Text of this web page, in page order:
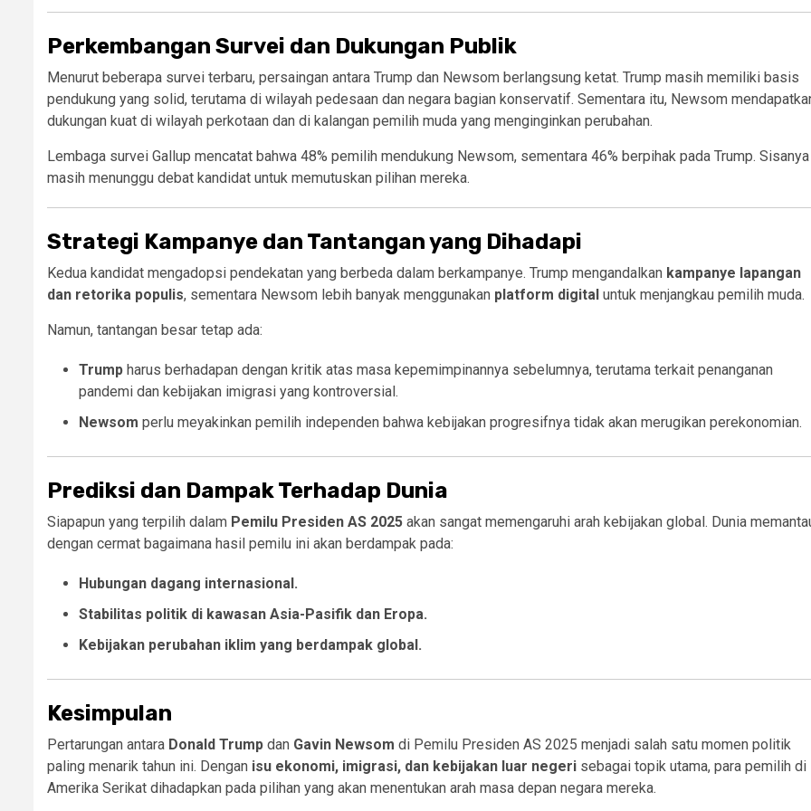
Perkembangan Survei dan Dukungan Publik
Menurut beberapa survei terbaru, persaingan antara Trump dan Newsom berlangsung ketat. Trump masih memiliki basis
pendukung yang solid, terutama di wilayah pedesaan dan negara bagian konservatif. Sementara itu, Newsom
dukungan kuat di wilayah perkotaan dan di kalangan pemilih muda yang menginginkan perubahan.
Lembaga survei Gallup mencatat bahwa 48% pemilih mendukung Newsom, sementara 46% berpihak pada Trump. Sisanya
masih menunggu debat kandidat untuk memutuskan pilihan mereka.
Strategi Kampanye dan Tantangan yang Dihadapi
Kedua kandidat mengadopsi pendekatan yang berbeda dalam berkampanye. Trump mengandalkan kampanye lapangan
dan retorika populis, sementara Newsom lebih banyak menggunakan platform digital untuk menjangkau pemilih muda.
Namun, tantangan besar tetap ada:
Trump harus berhadapan dengan kritik atas masa kepemimpinannya sebelumnya, terutama terkait penanganan
pandemi dan kebijakan imigrasi yang kontroversial.
Newsom perlu meyakinkan pemilih independen bahwa kebijakan progresifnya tidak akan merugikan perekonomian.
Prediksi dan Dampak Terhadap Dunia
Siapapun yang terpilih dalam Pemilu Presiden AS 2025 akan sangat memengaruhi arah kebijakan global. Dunia
dengan cermat bagaimana hasil pemilu ini akan berdampak pada:
Hubungan dagang internasional.
Stabilitas politik di kawasan Asia-Pasifik dan Eropa.
Kebijakan perubahan iklim yang berdampak global.
Kesimpulan
Pertarungan antara Donald Trump dan Gavin Newsom di Pemilu Presiden AS 2025 menjadi salah satu momen politik
paling menarik tahun ini. Dengan isu ekonomi, imigrasi, dan kebijakan luar negeri sebagai topik utama, para pemilih di
Amerika Serikat dihadapkan pada pilihan yang akan menentukan arah masa depan negara mereka.